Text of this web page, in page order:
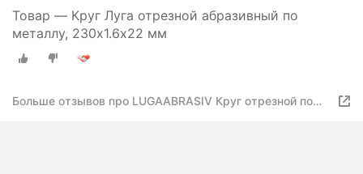
Товар — Круг Луга отрезной абразивный по
металлу, 230х1.6х22 мм
Больше отзывов про LUGAABRASIV Круг отрезной по